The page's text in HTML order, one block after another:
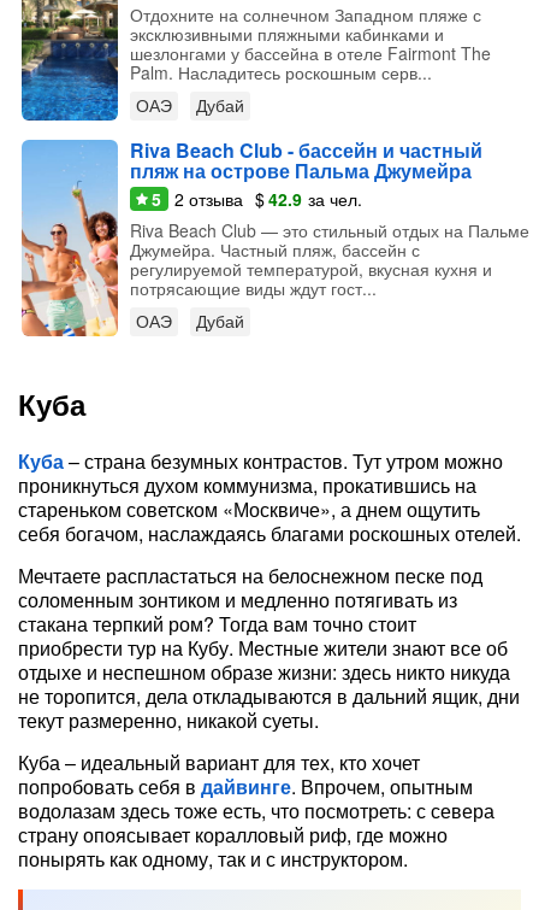
Отдохните на солнечном Западном пляже с
эксклюзивными пляжными кабинками и
шезлонгами у бассейна в отеле Fairmont The
Palm. Насладитесь роскошным серв...
ОАЭ
Дубай
Riva Beach Club - бассейн и частный
пляж на острове Пальма Джумейра
5 2 отзыва $42.9 за чел.
Riva Beach Club — это стильный отдых на Пальме
Джумейра. Частный пляж, бассейн с
регулируемой температурой, вкусная кухня и
потрясающие виды ждут гост...
ОАЭ
Дубай
Куба
Куба– страна безумных контрастов. Тут утром можно
проникнуться духом коммунизма, прокатившись на
стареньком советском «Москвиче», а днем ощутить
себя богачом, наслаждаясь благами роскошных отелей.
Мечтаете распластаться на белоснежном песке под
соломенным зонтиком и медленно потягивать из
стакана терпкий ром? Тогда вам точно стоит
приобрести тур на Кубу. Местные жители знают все об
отдыхе и неспешном образе жизни: здесь никто никуда
не торопится, дела откладываются в дальний ящик, дни
текут размеренно, никакой суеты.
Куба – идеальный вариант для тех, кто хочет
попробовать себя в дайвинге. Впрочем, опытным
водолазам здесь тоже есть, что посмотреть: с севера
страну опоясывает коралловый риф, где можно
понырять как одному, так и с инструктором.